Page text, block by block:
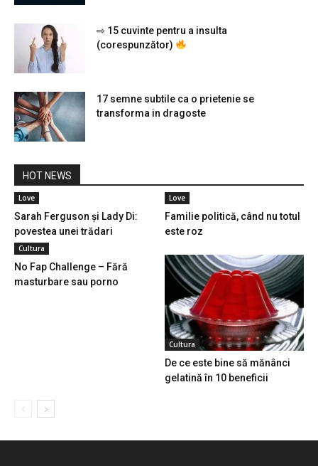
⇨ 15 cuvinte pentru a insulta
(corespunzător)
17 semne subtile ca o prietenie se
transforma in dragoste
HOT NEWS
Love
Sarah Ferguson și Lady Di:
povestea unei trădari
Love
Familie politică, când nu totul
este roz
Cultura
No Fap Challenge – Fără
masturbare sau porno
Cultura
De ce este bine să mănânci
gelatină în 10 beneficii